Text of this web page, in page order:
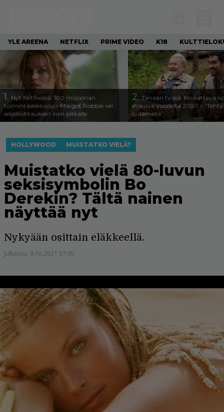
YLE AREENA NETFLIX PRIME VIDEO K18
1. Nyt Netflixissä: 180 miljoonan
toimintaseikkailu – Margot Robbie vei
seksikohtauksen liian pitkälle
2. Tänään tv:ssä: Koskettava
elokuva vuodelta 2020 – ”Tehty
sydämellä”
HOLLYWOOD MUISTATKO VIELÄ?
Muistatko vielä 80-luvun
seksisymbolin Bo
Derekin? Tältä nainen
näyttää nyt
Nykyään osittain eläkkeellä.
Julkaistu: 9.10.2021 07:00